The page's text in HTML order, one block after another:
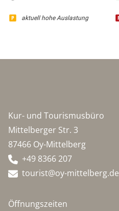
aktuell hohe Auslastung
Kur- und Tourismusbüro
Mittelberger Str. 3
87466 Oy-Mittelberg
+49 8366 207
tourist@oy-mittelberg.de
Öffnungszeiten